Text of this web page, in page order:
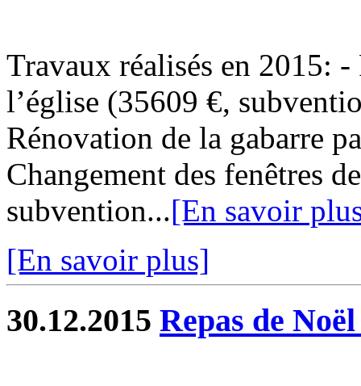
Travaux réalisés en 2015:
l’église (35609 €,
Rénovation de la gabarre
Changement des fenêtres
subvention...[En savoir
[En savoir plus]
30.12.2015 Repas de